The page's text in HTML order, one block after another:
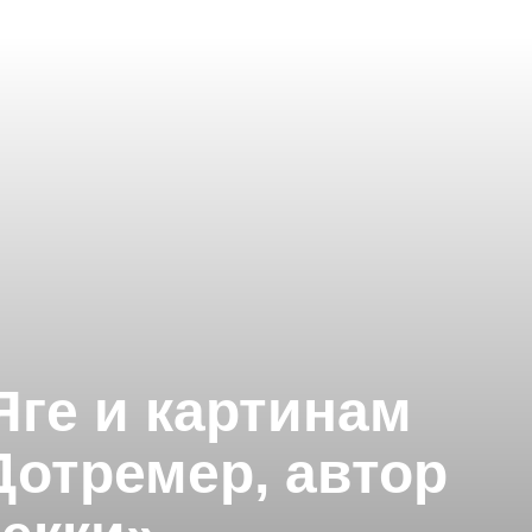
и картинам
автор